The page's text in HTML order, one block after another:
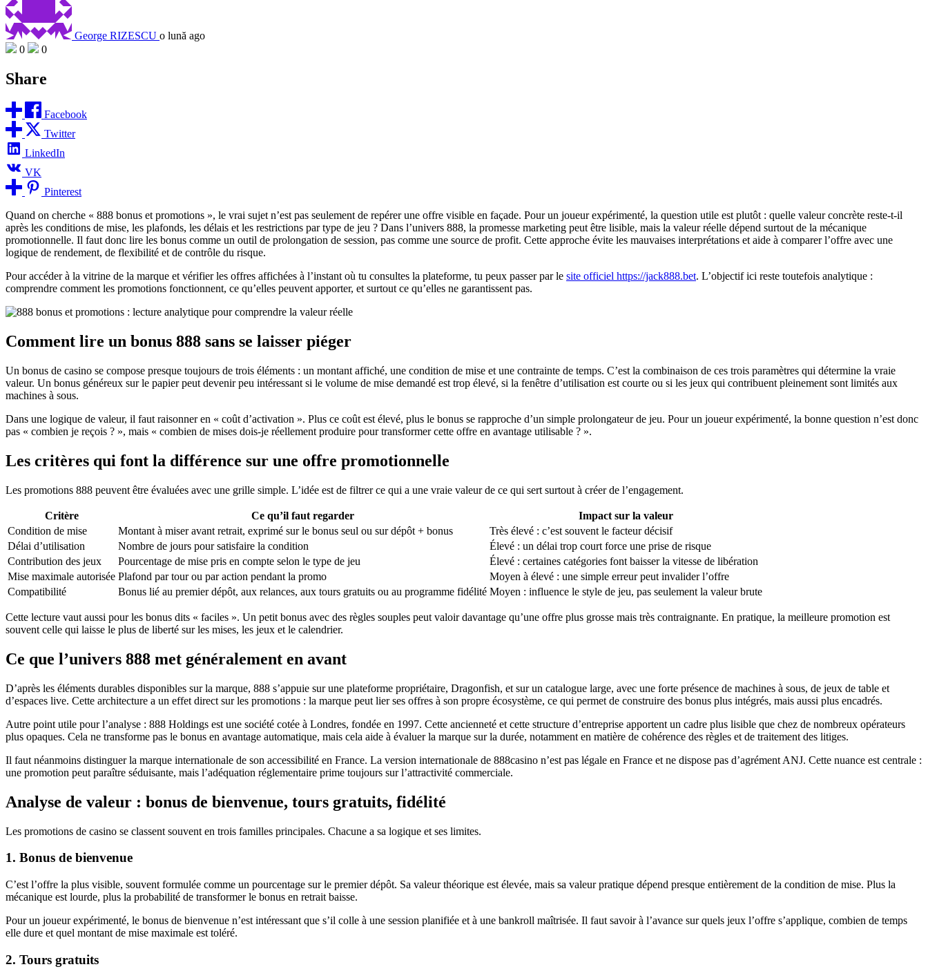
George RIZESCU o lună ago
0
0
Share
Facebook
Twitter
LinkedIn
VK
Pinterest
Quand on cherche « 888 bonus et promotions », le vrai sujet n’est pas seulement de repérer une offre visible en façade. Pour un joueur expérimenté, la question utile est plutôt : quelle valeur concrète reste-t-il
après les conditions de mise, les plafonds, les délais et les restrictions par type de jeu ? Dans l’univers 888, la promesse marketing peut être lisible, mais la valeur réelle dépend surtout de la mécanique
promotionnelle. Il faut donc lire les bonus comme un outil de prolongation de session, pas comme une source de profit. Cette approche évite les mauvaises interprétations et aide à comparer l’offre avec une
logique de rendement, de flexibilité et de contrôle du risque.
Pour accéder à la vitrine de la marque et vérifier les offres affichées à l’instant où tu consultes la plateforme, tu peux passer par le site officiel https://jack888.bet. L’objectif ici reste toutefois analytique :
comprendre comment les promotions fonctionnent, ce qu’elles peuvent apporter, et surtout ce qu’elles ne garantissent pas.
Comment lire un bonus 888 sans se laisser piéger
Un bonus de casino se compose presque toujours de trois éléments : un montant affiché, une condition de mise et une contrainte de temps. C’est la combinaison de ces trois paramètres qui détermine la vraie
valeur. Un bonus généreux sur le papier peut devenir peu intéressant si le volume de mise demandé est trop élevé, si la fenêtre d’utilisation est courte ou si les jeux qui contribuent pleinement sont limités aux
machines à sous.
Dans une logique de valeur, il faut raisonner en « coût d’activation ». Plus ce coût est élevé, plus le bonus se rapproche d’un simple prolongateur de jeu. Pour un joueur expérimenté, la bonne question n’est donc
pas « combien je reçois ? », mais « combien de mises dois-je réellement produire pour transformer cette offre en avantage utilisable ? ».
Les critères qui font la différence sur une offre promotionnelle
Les promotions 888 peuvent être évaluées avec une grille simple. L’idée est de filtrer ce qui a une vraie valeur de ce qui sert surtout à créer de l’engagement.
Critère Ce qu’il faut regarder
Impact sur la valeur
Condition de mise
Montant à miser avant retrait, exprimé sur le bonus seul ou sur dépôt + bonus
Très élevé : c’est souvent le facteur décisif
Délai d’utilisation
Nombre de jours pour satisfaire la condition
Élevé : un délai trop court force une prise de risque
Contribution des jeux
Pourcentage de mise pris en compte selon le type de jeu
Élevé : certaines catégories font baisser la vitesse de libération
Mise maximale autorisée Plafond par tour ou par action pendant la promo
Moyen à élevé : une simple erreur peut invalider l’offre
Compatibilité
Bonus lié au premier dépôt, aux relances, aux tours gratuits ou au programme fidélité Moyen : influence le style de jeu, pas seulement la valeur brute
Cette lecture vaut aussi pour les bonus dits « faciles ». Un petit bonus avec des règles souples peut valoir davantage qu’une offre plus grosse mais très contraignante. En pratique, la meilleure promotion est
souvent celle qui laisse le plus de liberté sur les mises, les jeux et le calendrier.
Ce que l’univers 888 met généralement en avant
D’après les éléments durables disponibles sur la marque, 888 s’appuie sur une plateforme propriétaire, Dragonfish, et sur un catalogue large, avec une forte présence de machines à sous, de jeux de table et
d’espaces live. Cette architecture a un effet direct sur les promotions : la marque peut lier ses offres à son propre écosystème, ce qui permet de construire des bonus plus intégrés, mais aussi plus encadrés.
Autre point utile pour l’analyse : 888 Holdings est une société cotée à Londres, fondée en 1997. Cette ancienneté et cette structure d’entreprise apportent un cadre plus lisible que chez de nombreux opérateurs
plus opaques. Cela ne transforme pas le bonus en avantage automatique, mais cela aide à évaluer la marque sur la durée, notamment en matière de cohérence des règles et de traitement des litiges.
Il faut néanmoins distinguer la marque internationale de son accessibilité en France. La version internationale de 888casino n’est pas légale en France et ne dispose pas d’agrément ANJ. Cette nuance est centrale :
une promotion peut paraître séduisante, mais l’adéquation réglementaire prime toujours sur l’attractivité commerciale.
Analyse de valeur : bonus de bienvenue, tours gratuits, fidélité
Les promotions de casino se classent souvent en trois familles principales. Chacune a sa logique et ses limites.
1. Bonus de bienvenue
C’est l’offre la plus visible, souvent formulée comme un pourcentage sur le premier dépôt. Sa valeur théorique est élevée, mais sa valeur pratique dépend presque entièrement de la condition de mise. Plus la
mécanique est lourde, plus la probabilité de transformer le bonus en retrait baisse.
Pour un joueur expérimenté, le bonus de bienvenue n’est intéressant que s’il colle à une session planifiée et à une bankroll maîtrisée. Il faut savoir à l’avance sur quels jeux l’offre s’applique, combien de temps
elle dure et quel montant de mise maximale est toléré.
2. Tours gratuits